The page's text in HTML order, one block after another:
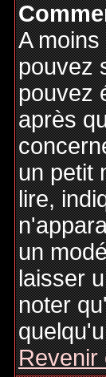
A
pouvez
pouvez
après
un petit
lire,
un
laisser
noter
Revenir